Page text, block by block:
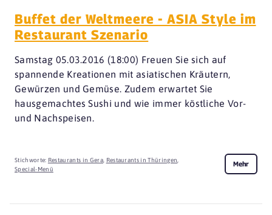
Buffet der Weltmeere - ASIA Style im
Restaurant Szenario
Samstag 05.03.2016 (18:00) Freuen Sie sich auf
spannende Kreationen mit asiatischen Kräutern,
Gewürzen und Gemüse. Zudem erwartet Sie
hausgemachtes Sushi und wie immer köstliche Vor-
und Nachspeisen.
Stichworte: Restaurants in Gera, Restaurants in Thüringen
Special-Menü
Mehr